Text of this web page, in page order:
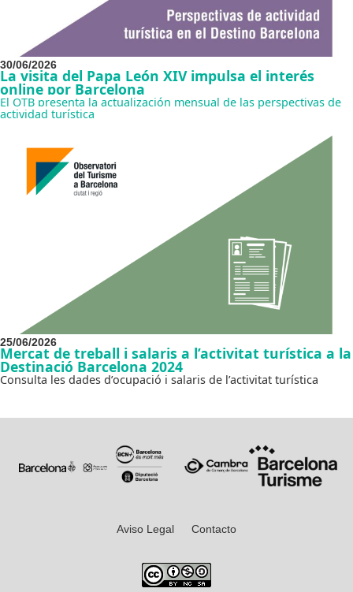
30/06/2026
La visita del Papa León XIV impulsa el interés
online por Barcelona
El OTB presenta la actualización mensual de las perspectivas de
actividad turística
25/06/2026
Mercat de treball i salaris a l’activitat turística a la
Destinació Barcelona 2024
Consulta les dades d’ocupació i salaris de l’activitat turística
Aviso Legal Contacto